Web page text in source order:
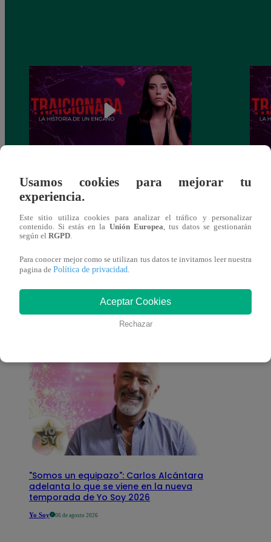
Traicionada, Martes 10 de diciembre –
capítulo 88 completo (en línea y español)
También te puede
interesar
"Somos un equipazo": Carlos Alcántara
adelanta lo que se viene en la nueva
temporada de Yo Soy 2026
Yo Soy 06 de agosto 2026
Usamos cookies para mejorar tu
experiencia.
Este sitio utiliza cookies para analizar el tráfico y personalizar
contenido. Si estás en la Unión Europea, tus datos se gestionarán
según el RGPD.
Para conocer mejor como se utilizan tus datos te invitamos leer nuestra
pagina de Política de privacidad.
Aceptar Cookies
Rechazar